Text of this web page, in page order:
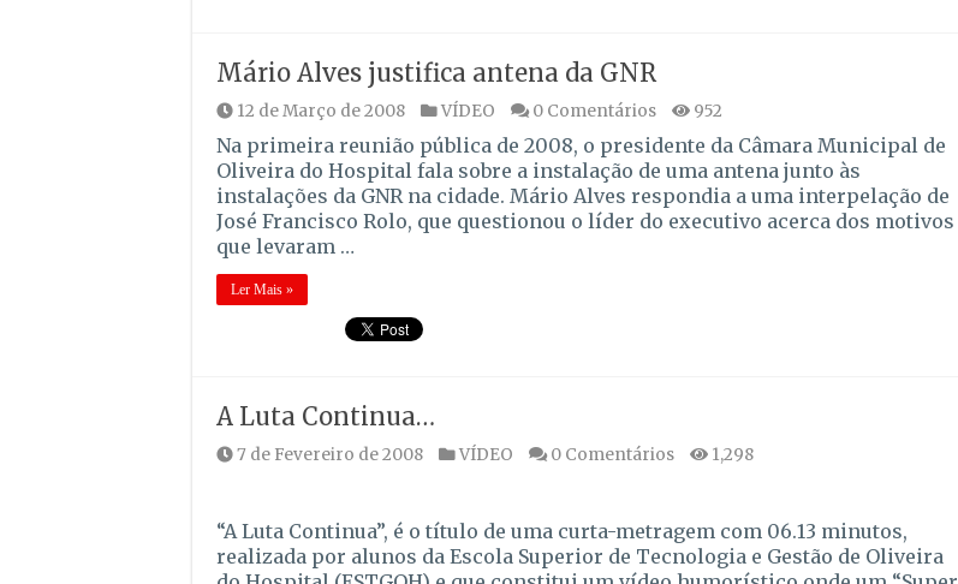
Mário Alves justifica antena da GNR
12 de Março de 2008 VÍDEO 0 Comentários 952
Na primeira reunião pública de 2008, o presidente da Câmara Municipal de
Oliveira do Hospital fala sobre a instalação de uma antena junto às
instalações da GNR na cidade. Mário Alves respondia a uma interpelação de
José Francisco Rolo, que questionou o líder do executivo acerca dos motivos
que levaram …
Ler Mais »
A Luta Continua…
7 de Fevereiro de 2008 VÍDEO 0 Comentários 1,298
“A Luta Continua”, é o título de uma curta-metragem com 06.13 minutos,
realizada por alunos da Escola Superior de Tecnologia e Gestão de Oliveira